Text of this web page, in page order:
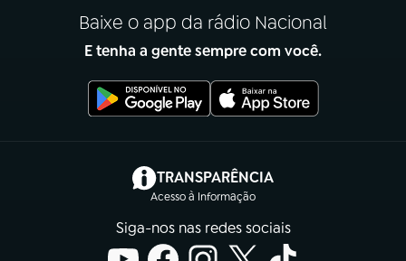
Baixe o app da rádio Nacional
E tenha a gente sempre com você.
TRANSPARÊNCIA
Acesso à Informação
(abre em nova aba)
Siga-nos nas redes sociais